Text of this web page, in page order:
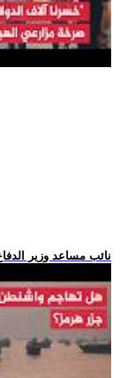
.. نائب مساعد وزير